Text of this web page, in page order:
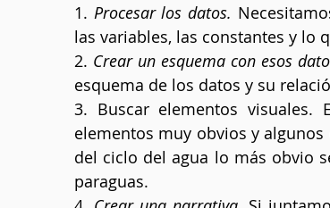
1. Procesar los datos.
las variables, las constantes y lo
2. Crear un esquema con esos
esquema de los datos y su
3. Buscar elementos visuales.
elementos muy obvios y
del ciclo del agua lo más obvio
paraguas.